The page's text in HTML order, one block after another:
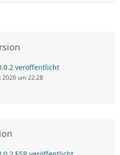
veröffentlicht
2026 um 22:28